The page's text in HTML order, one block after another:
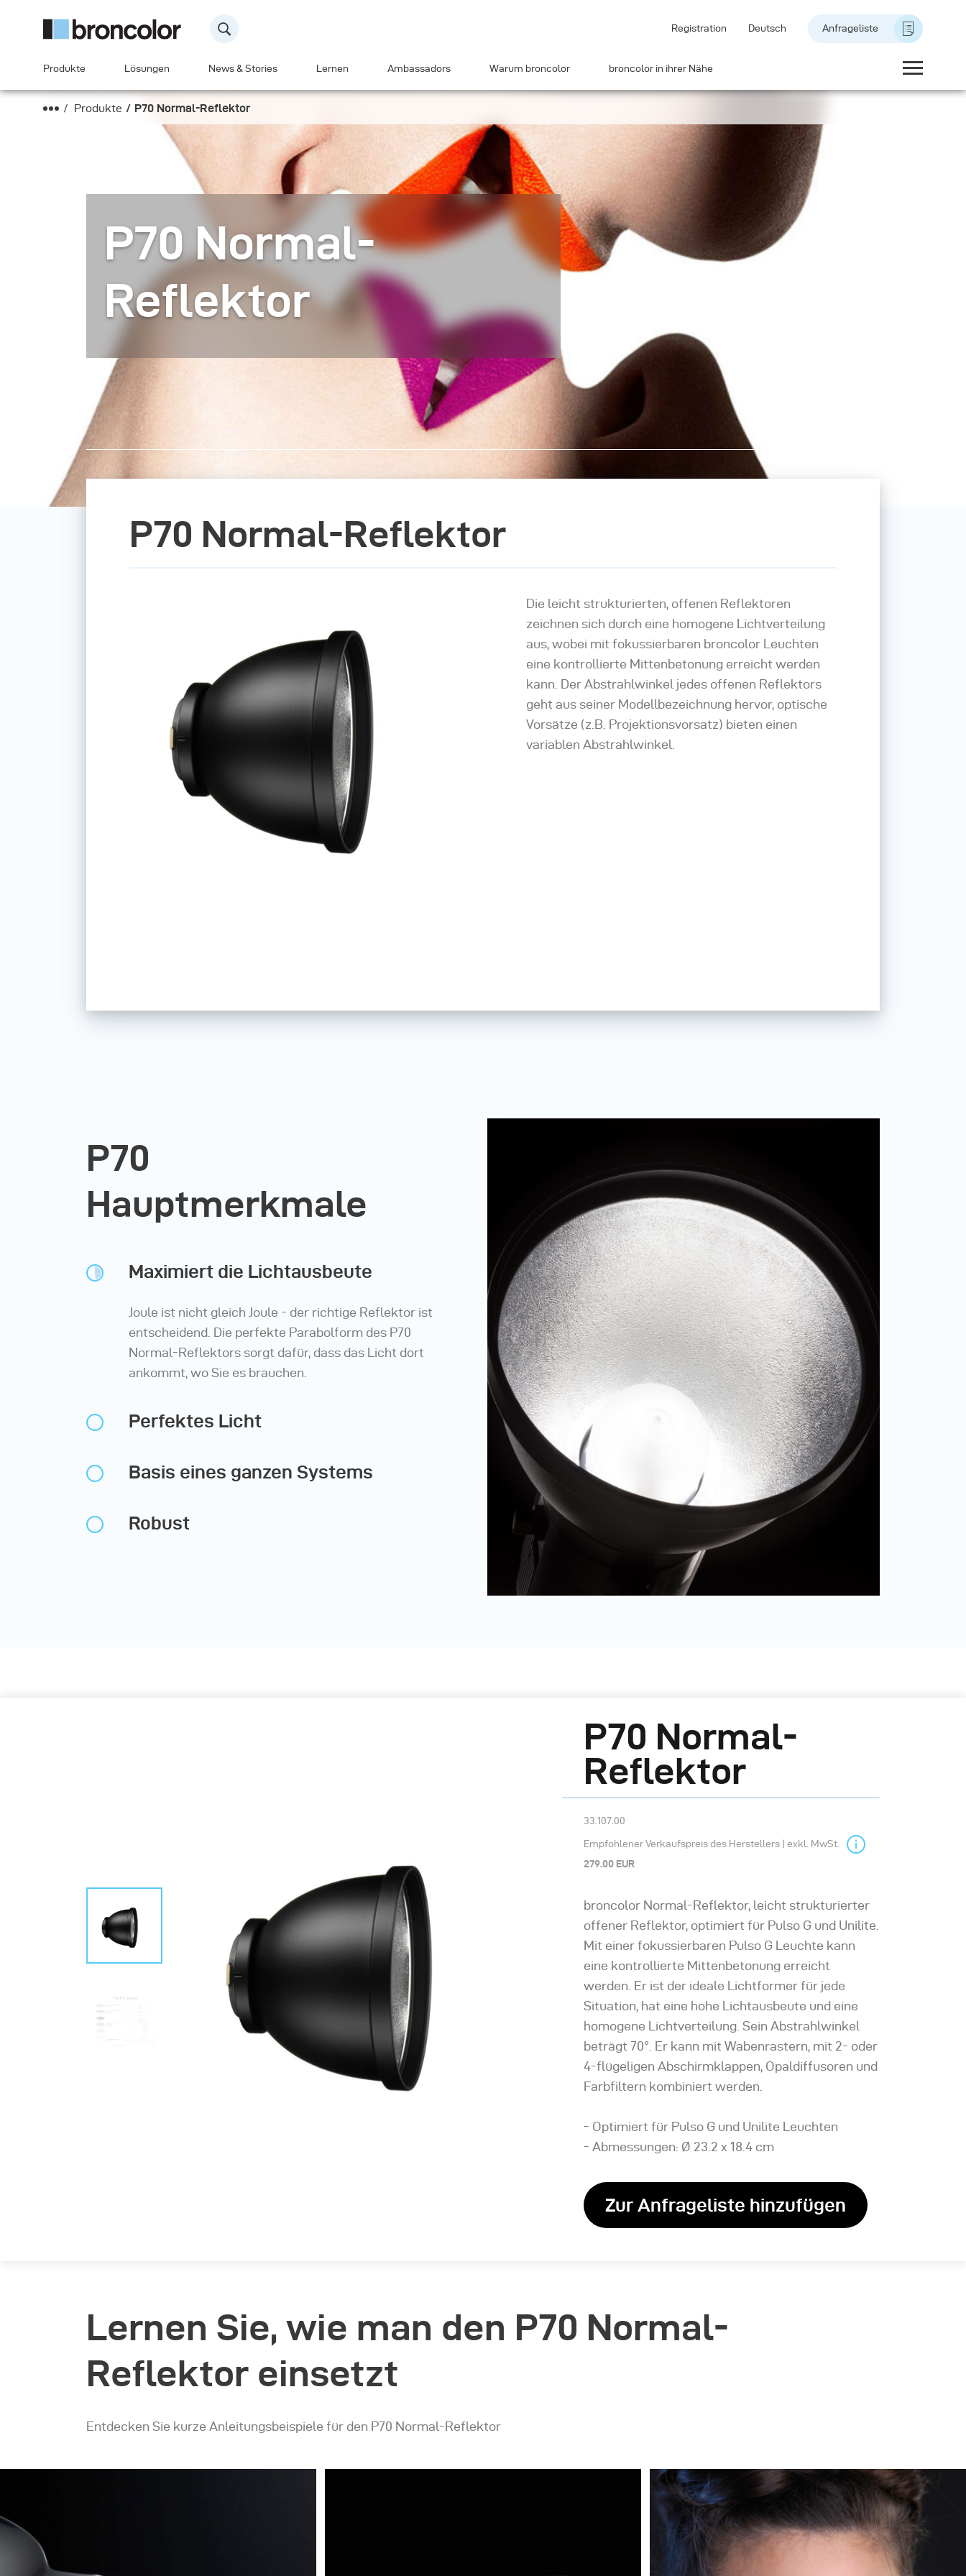
Registration Deutsch Anfrageliste
Produkte Lösungen News & Stories Lernen Ambassadors Warum broncolor broncolor in ihrer Nähe
Produkte P70 Normal-Reflektor
P70 Normal-
Reflektor
P70 Normal-Reflektor
Die leicht strukturierten, offenen Reflektoren
zeichnen sich durch eine homogene Lichtverteilung
aus, wobei mit fokussierbaren broncolor Leuchten
eine kontrollierte Mittenbetonung erreicht werden
kann. Der Abstrahlwinkel jedes offenen Reflektors
geht aus seiner Modellbezeichnung hervor, optische
Vorsätze (z.B. Projektionsvorsatz) bieten einen
variablen Abstrahlwinkel.
P70
Hauptmerkmale
Maximiert die Lichtausbeute
Joule ist nicht gleich Joule - der richtige Reflektor ist
entscheidend. Die perfekte Parabolform des P70
Normal-Reflektors sorgt dafür, dass das Licht dort
ankommt, wo Sie es brauchen.
Perfektes Licht
Basis eines ganzen Systems
Robust
P70 Normal-
Reflektor
33.107.00
Empfohlener Verkaufspreis des Herstellers | exkl. MwSt.
279.00 EUR
broncolor Normal-Reflektor, leicht strukturierter
offener Reflektor, optimiert für Pulso G und Unilite.
Mit einer fokussierbaren Pulso G Leuchte kann
eine kontrollierte Mittenbetonung erreicht
werden. Er ist der ideale Lichtformer für jede
Situation, hat eine hohe Lichtausbeute und eine
homogene Lichtverteilung. Sein Abstrahlwinkel
beträgt 70°. Er kann mit Wabenrastern, mit 2- oder
4-flügeligen Abschirmklappen, Opaldiffusoren und
Farbfiltern kombiniert werden.
- Optimiert für Pulso G und Unilite Leuchten
- Abmessungen: Ø 23.2 x 18.4 cm
Zur Anfrageliste hinzufügen
Lernen Sie, wie man den P70 Normal-
Reflektor einsetzt
Entdecken Sie kurze Anleitungsbeispiele für den P70 Normal-Reflektor